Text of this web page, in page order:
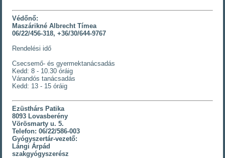
Védőnő:
Maszárikné Albrecht Tímea
06/22/456-318, +36/30/644-9767
Rendelési idő
Csecsemő- és gyermektanácsadás
Kedd: 8 - 10.30 óráig
Várandós tanácsadás
Kedd: 13 - 15 óráig
Ezüsthárs Patika
8093 Lovasberény
Vörösmarty u. 5.
Telefon: 06/22/586-003
Gyógyszertár-vezető:
Lángi Árpád
szakgyógyszerész